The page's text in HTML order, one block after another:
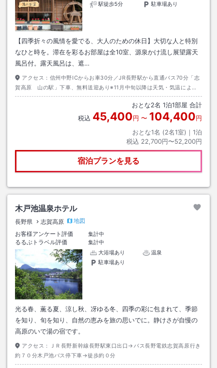
駅徒歩5分
駐車場あり
【四季折々の風情を愛でる、大人のための休日】大切な人と特別
なひと時を。滞在を彩るお部屋は全10室、源泉かけ流し展望露天
風呂付。露天風呂は、遮…
アクセス： 信州中野ICからお車30分／JR長野駅から直通バス70分「志
賀高原 山の駅」下車、無料送迎あり※11月中旬以降は天気・気温によ
り、路面凍結、積雪の時期となります。お車でお越しの場合は、必ずスタ
ッドレスタイヤまたはチェーンを装着下さい。おとな2名 1泊1部屋 合計
税込 45,400円 〜 104,400円
おとな1名 (2名1室)｜ 1泊
税込 22,700円〜52,200円
宿泊プランを見る
木戸池温泉ホテル
長野県 志賀高原
地図
お客様アンケート評価
集計中
るるぶトラベル評価
集計中
大浴場あり
温泉
駐車場あり
光る春、薫る夏、涼し秋、冴ゆる冬、四季の彩に包まれて、季節
を知り、旬を知り、自然の恵みを旅の思いでに。静けさが自慢の
高原のいで湯の宿です。
アクセス：
ＪＲ長野新幹線長野駅東口出口→バス長野電鉄志賀高原行き
約７０分木戸池バス停下車→徒歩約０分